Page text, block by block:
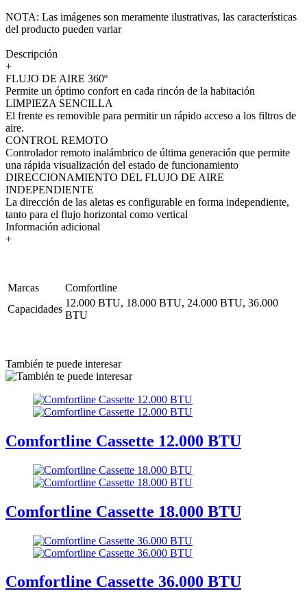
NOTA: Las imágenes son meramente ilustrativas, las características
del producto pueden variar
Descripción
+
FLUJO DE AIRE 360º
Permite un óptimo confort en cada rincón de la habitación
LIMPIEZA SENCILLA
El frente es removible para permitir un rápido acceso a los filtros de
aire.
CONTROL REMOTO
Controlador remoto inalámbrico de última generación que permite
una rápida visualización del estado de funcionamiento
DIRECCIONAMIENTO DEL FLUJO DE AIRE
INDEPENDIENTE
La dirección de las aletas es configurable en forma independiente,
tanto para el flujo horizontal como vertical
Información adicional
+
Marcas
Comfortline
Capacidades
12.000 BTU, 18.000 BTU, 24.000 BTU, 36.000
BTU
También te puede interesar
Comfortline Cassette 12.000 BTU
Comfortline Cassette 18.000 BTU
Comfortline Cassette 36.000 BTU